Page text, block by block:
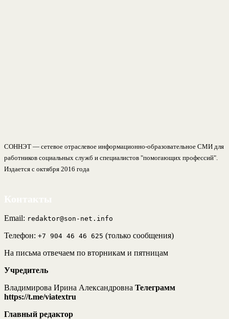
СОННЭТ — сетевое отраслевое информационно-образовательное СМИ для
работников социальных служб и специалистов "помогающих профессий".
Издается с октября 2016 года
Email: redaktor@son-net.info
Телефон: +7 904 46 46 625 (только сообщения)
На письма отвечаем по вторникам и пятницам
Учредитель
Владимирова Ирина Александровна Телеграмм
https://t.me/viatextru
Главный редактор